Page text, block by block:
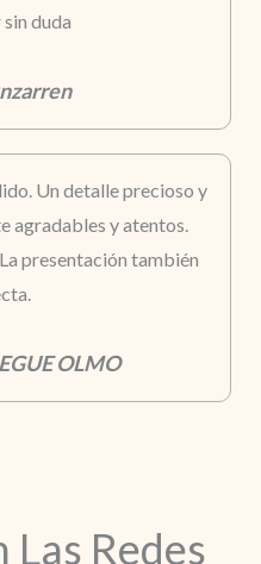
duda
Un detalle precioso y
agradables y atentos.
presentación también
OLMO
Las Redes